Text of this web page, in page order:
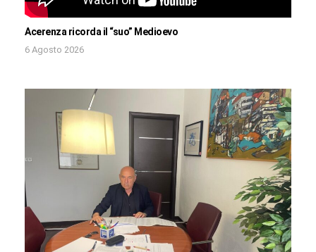
Acerenza ricorda il “suo” Medioevo
6 Agosto 2026